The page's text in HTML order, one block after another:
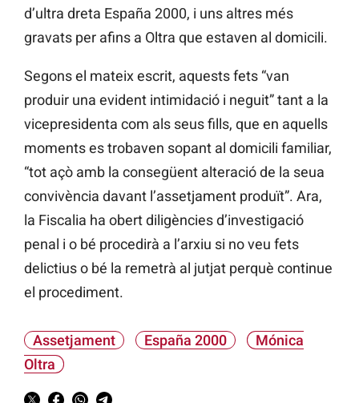
d’ultra dreta España 2000, i uns altres més
gravats per afins a Oltra que estaven al domicili.
Segons el mateix escrit, aquests fets “van
produir una evident intimidació i neguit” tant a la
vicepresidenta com als seus fills, que en aquells
moments es trobaven sopant al domicili familiar,
“tot açò amb la consegüent alteració de la seua
convivència davant l’assetjament produït”. Ara,
la Fiscalia ha obert diligències d’investigació
penal i o bé procedirà a l’arxiu si no veu fets
delictius o bé la remetrà al jutjat perquè continue
el procediment.
Assetjament España 2000
Mónica
Oltra